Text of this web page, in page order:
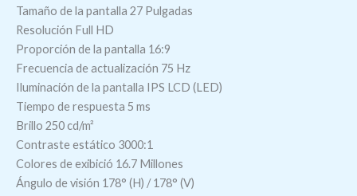
Tamaño de la pantalla 27 Pulgadas
Resolución Full HD
Proporción de la pantalla 16:9
Frecuencia de actualización 75 Hz
Iluminación de la pantalla IPS LCD (LED)
Tiempo de respuesta 5 ms
Brillo 250 cd/m²
Contraste estático 3000:1
Colores de exibició 16.7 Millones
Ángulo de visión 178° (H) / 178° (V)